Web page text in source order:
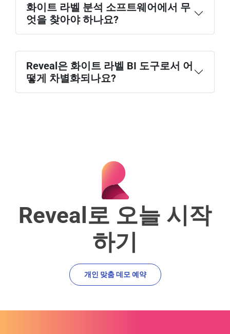
화이트 라벨 분석 소프트웨어에서 무
엇을 찾아야 하나요?
Reveal은 화이트 라벨 BI 도구로서 어
떻게 차별화되나요?
Reveal로 오늘 시작
하기
개인 맞춤 데모 예약